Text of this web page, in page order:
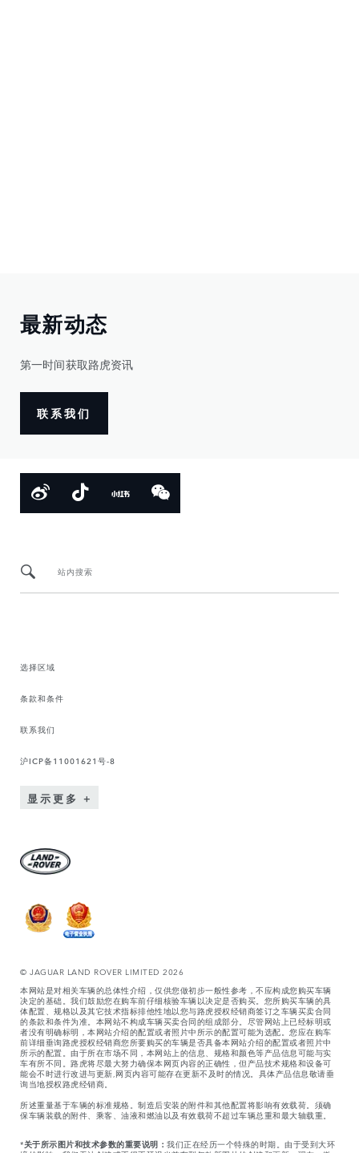
最新动态
第一时间获取路虎资讯
联系我们
站内搜索
选择区域
条款和条件
联系我们
沪ICP备11001621号-8
显示更多
© JAGUAR LAND ROVER LIMITED 2026
本网站是对相关车辆的总体性介绍，仅供您做初步一般性参考，不应构成您购买车辆
决定的基础。我们鼓励您在购车前仔细核验车辆以决定是否购买。您所购买车辆的具
体配置、规格以及其它技术指标排他性地以您与路虎授权经销商签订之车辆买卖合同
的条款和条件为准。本网站不构成车辆买卖合同的组成部分。尽管网站上已经标明或
者没有明确标明，本网站介绍的配置或者照片中所示的配置可能为选配。您应在购车
前详细垂询路虎授权经销商您所要购买的车辆是否具备本网站介绍的配置或者照片中
所示的配置。由于所在市场不同，本网站上的信息、规格和颜色等产品信息可能与实
车有所不同。路虎将尽最大努力确保本网页内容的正确性，但产品技术规格和设备可
能会不时进行改进与更新,网页内容可能存在更新不及时的情况。具体产品信息敬请垂
询当地授权路虎经销商。
所述重量基于车辆的标准规格。制造后安装的附件和其他配置将影响有效载荷。须确
保车辆装载的附件、乘客、油液和燃油以及有效载荷不超过车辆总重和最大轴载重。
*关于所示图片和技术参数的重要说明： 我们正在经历一个特殊的时期。由于受到大环